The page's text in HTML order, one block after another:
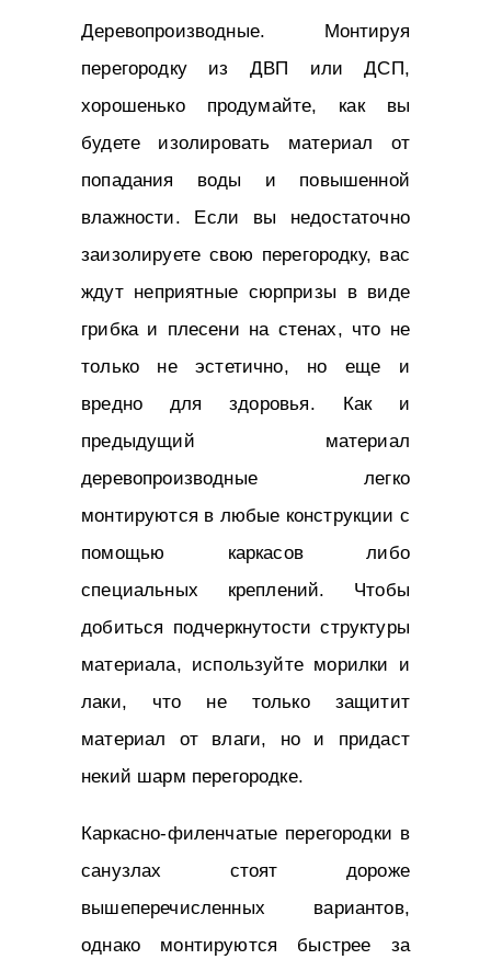
Деревопроизводные. Монтируя
перегородку из ДВП или ДСП,
хорошенько продумайте, как вы
будете изолировать материал от
попадания воды и повышенной
влажности. Если вы недостаточно
заизолируете свою перегородку, вас
ждут неприятные сюрпризы в виде
грибка и плесени на стенах, что не
только не эстетично, но еще и
вредно для здоровья. Как и
предыдущий материал
деревопроизводные легко
монтируются в любые конструкции с
помощью каркасов либо
специальных креплений. Чтобы
добиться подчеркнутости структуры
материала, используйте морилки и
лаки, что не только защитит
материал от влаги, но и придаст
некий шарм перегородке.
Каркасно-филенчатые перегородки в
санузлах стоят дороже
вышеперечисленных вариантов,
однако монтируются быстрее за